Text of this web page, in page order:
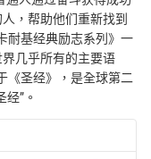
，帮助他们重新找到
耐基经典励志系列》一
几乎所有的主要语
《圣经》，是全球第二
”。